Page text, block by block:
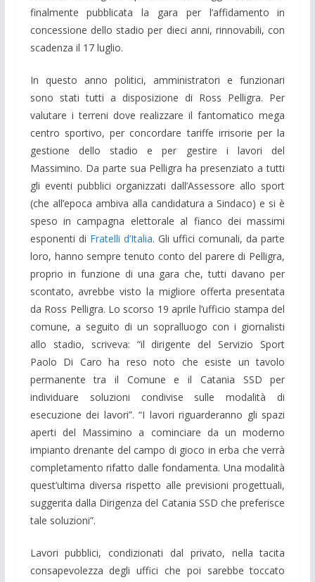
finalmente pubblicata la gara per l’affidamento in
concessione dello stadio per dieci anni, rinnovabili, con
scadenza il 17 luglio.
In questo anno politici, amministratori e funzionari
sono stati tutti a disposizione di Ross Pelligra. Per
valutare i terreni dove realizzare il fantomatico mega
centro sportivo, per concordare tariffe irrisorie per la
gestione dello stadio e per gestire i lavori del
Massimino. Da parte sua Pelligra ha presenziato a tutti
gli eventi pubblici organizzati dall’Assessore allo sport
(che all’epoca ambiva alla candidatura a Sindaco) e si è
speso in campagna elettorale al fianco dei massimi
esponenti di Fratelli d’Italia. Gli uffici comunali, da parte
loro, hanno sempre tenuto conto del parere di Pelligra,
proprio in funzione di una gara che, tutti davano per
scontato, avrebbe visto la migliore offerta presentata
da Ross Pelligra. Lo scorso 19 aprile l’ufficio stampa del
comune, a seguito di un sopralluogo con i giornalisti
allo stadio, scriveva: “il dirigente del Servizio Sport
Paolo Di Caro ha reso noto che esiste un tavolo
permanente tra il Comune e il Catania SSD per
individuare soluzioni condivise sulle modalità di
esecuzione dei lavori”. “I lavori riguarderanno gli spazi
aperti del Massimino a cominciare da un moderno
impianto drenante del campo di gioco in erba che verrà
completamento rifatto dalle fondamenta. Una modalità
quest’ultima diversa rispetto alle previsioni progettuali,
suggerita dalla Dirigenza del Catania SSD che preferisce
tale soluzioni”.
Lavori pubblici, condizionati dal privato, nella tacita
consapevolezza degli uffici che poi sarebbe toccato